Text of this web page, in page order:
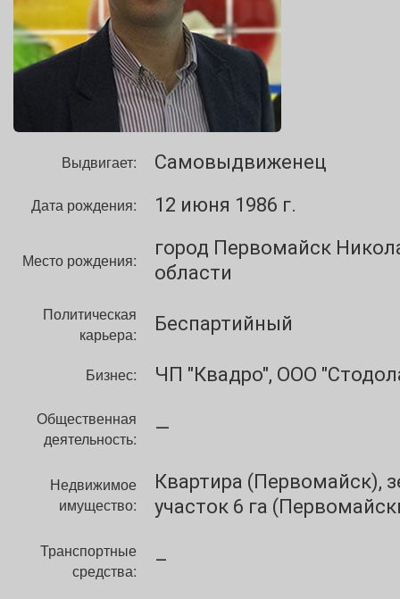
Выдвигает: Самовыдвиженец
Дата рождения: 12 июня 1986 г.
Место рождения:
город Первомайск
области
Политическая
карьера:
Беспартийный
Бизнес: ЧП "Квадро", ООО
Общественная
деятельность:
—
Недвижимое
имущество:
Квартира (Первомайск),
участок 6 га
Транспортные
средства:
–